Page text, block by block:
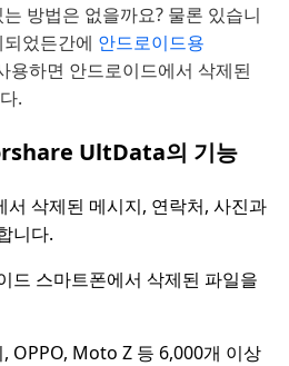
방법은 없을까요? 물론 있습니
었든간에 안드로이드용
용하면 안드로이드에서 삭제된
.
UltData의 기능
서 삭제된 메시지, 연락처, 사진과
니다.
드 스마트폰에서 삭제된 파일을
OPPO, Moto Z 등 6,000개 이상